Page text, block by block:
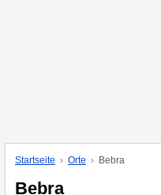
Startseite Orte Bebra
Bebra